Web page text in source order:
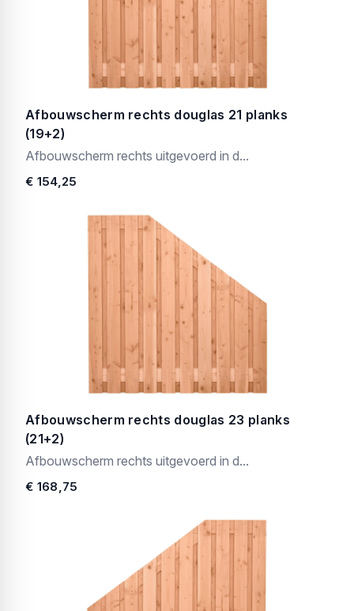
Afbouwscherm rechts douglas 21 planks
(19+2)
Afbouwscherm rechts uitgevoerd in d...
€ 154,25
Afbouwscherm rechts douglas 23 planks
(21+2)
Afbouwscherm rechts uitgevoerd in d...
€ 168,75